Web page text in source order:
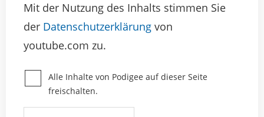
Mit der Nutzung des Inhalts stimmen Sie
der Datenschutzerklärung von
youtube.com zu.
Alle Inhalte von Podigee auf dieser Seite
freischalten.